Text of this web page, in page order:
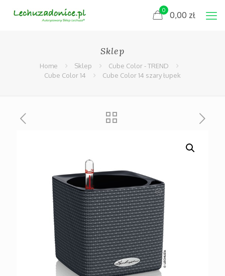
0 0,00 zł
Sklep
Home Sklep
Cube Color - TREND
Cube Color 14
Cube Color 14 szary łupek